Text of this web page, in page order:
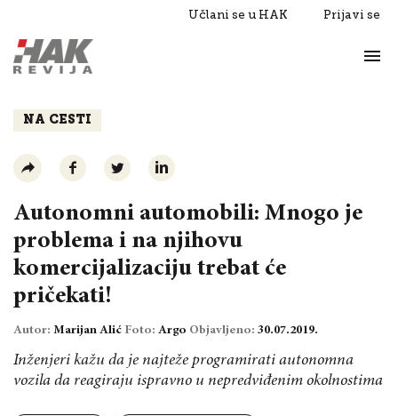
Učlani se u HAK Prijavi se
Razgovori
NA CESTI
Autonomni automobili: Mnogo je
problema i na njihovu
komercijalizaciju trebat će
pričekati!
Autor: Marijan Alić Foto: Argo Objavljeno: 30.07.2019.
Inženjeri kažu da je najteže programirati autonomna
vozila da reagiraju ispravno u nepredviđenim okolnostima